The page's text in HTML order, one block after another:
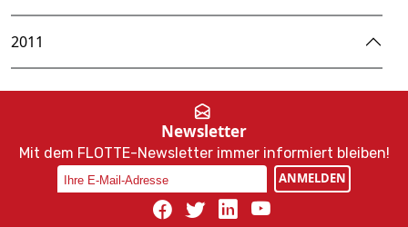
2011
Newsletter
Mit dem FLOTTE-Newsletter immer informiert bleiben!
ANMELDEN